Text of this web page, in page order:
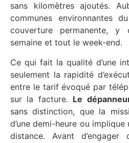
sans kilomètres ajoutés.
communes environnantes
couverture permanente,
semaine et tout le week-end.
Ce qui fait la qualité d’une
seulement la rapidité
entre le tarif évoqué par
sur la facture. Le
sans distinction, que la
d’une demi-heure ou
distance. Avant